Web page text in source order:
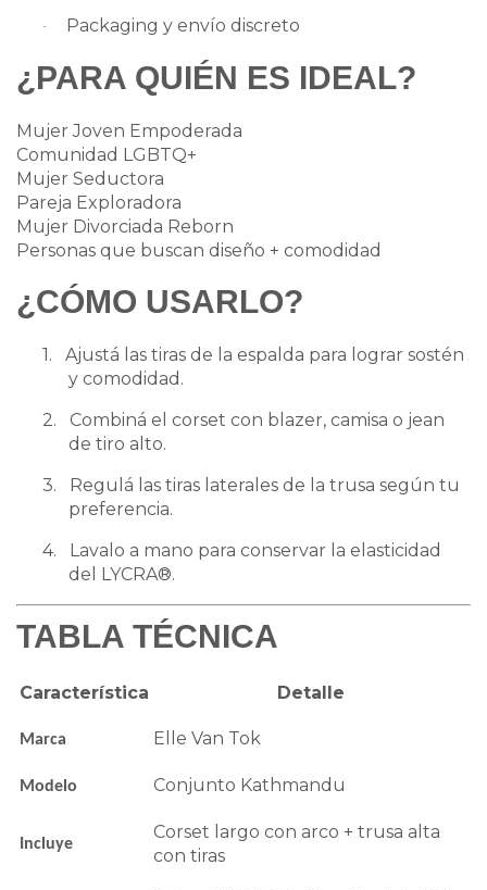
· Packaging y envío discreto
¿PARA QUIÉN ES IDEAL?
Mujer Joven Empoderada
Comunidad LGBTQ+
Mujer Seductora
Pareja Exploradora
Mujer Divorciada Reborn
Personas que buscan diseño + comodidad
¿ CÓMO USARLO?
1.
Ajustá las tiras de la espalda para lograr sostén
y comodidad.
2.
Combiná el corset con blazer, camisa o jean
de tiro alto.
3.
Regulá las tiras laterales de la trusa según tu
preferencia.
4.
Lavalo a mano para conservar la elasticidad
del LYCRA®.
TABLA TÉCNICA
Característica Detalle
Marca Elle Van Tok
Modelo Conjunto Kathmandu
Incluye
Corset largo con arco + trusa alta
con tiras